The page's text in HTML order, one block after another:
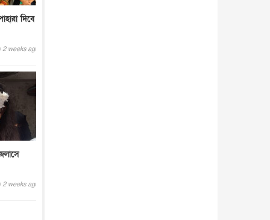
দিবে
2 weeks ago
2 weeks ago